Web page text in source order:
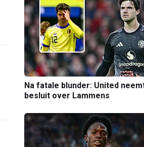
Na fatale blunder: United
besluit over Lammens